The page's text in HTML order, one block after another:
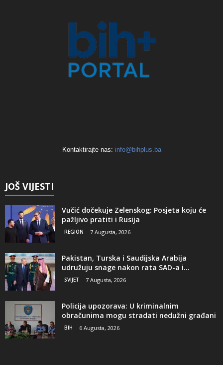
Kontaktirajte nas: info@bihplus.ba
JOŠ VIJESTI
Vučić dočekuje Zelenskog: Posjeta koju će
pažljivo pratiti i Rusija
REGION 7 Augusta, 2026
Pakistan, Turska i Saudijska Arabija
udružuju snage nakon rata SAD-a i...
SVIJET 7 Augusta, 2026
Policija upozorava: U kriminalnim
obračunima mogu stradati nedužni građani
BIH 6 Augusta, 2026